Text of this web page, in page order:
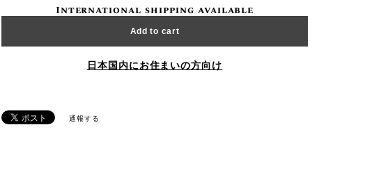
International shipping available
Add to cart
日本国内にお住まいの方向け
通報する